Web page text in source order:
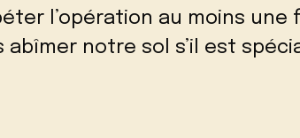
l’opération au moins une
abîmer notre sol s’il est